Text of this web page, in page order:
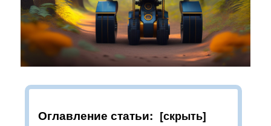
Оглавление статьи: